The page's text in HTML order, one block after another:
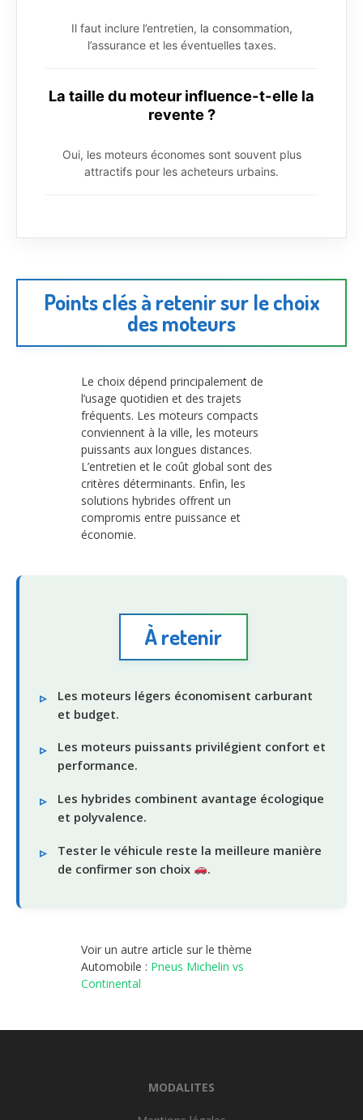
Il faut inclure l’entretien, la consommation,
l’assurance et les éventuelles taxes.
La taille du moteur influence-t-elle la
revente ?
Oui, les moteurs économes sont souvent plus
attractifs pour les acheteurs urbains.
Points clés à retenir sur le choix
des moteurs
Le choix dépend principalement de
l’usage quotidien et des trajets
fréquents. Les moteurs compacts
conviennent à la ville, les moteurs
puissants aux longues distances.
L’entretien et le coût global sont des
critères déterminants. Enfin, les
solutions hybrides offrent un
compromis entre puissance et
économie.
À retenir
Les moteurs légers économisent carburant
et budget.
Les moteurs puissants privilégient confort et
performance.
Les hybrides combinent avantage écologique
et polyvalence.
Tester le véhicule reste la meilleure manière
de confirmer son choix
.
Voir un autre article sur le thème
Automobile : Pneus Michelin vs
Continental
MODALITES